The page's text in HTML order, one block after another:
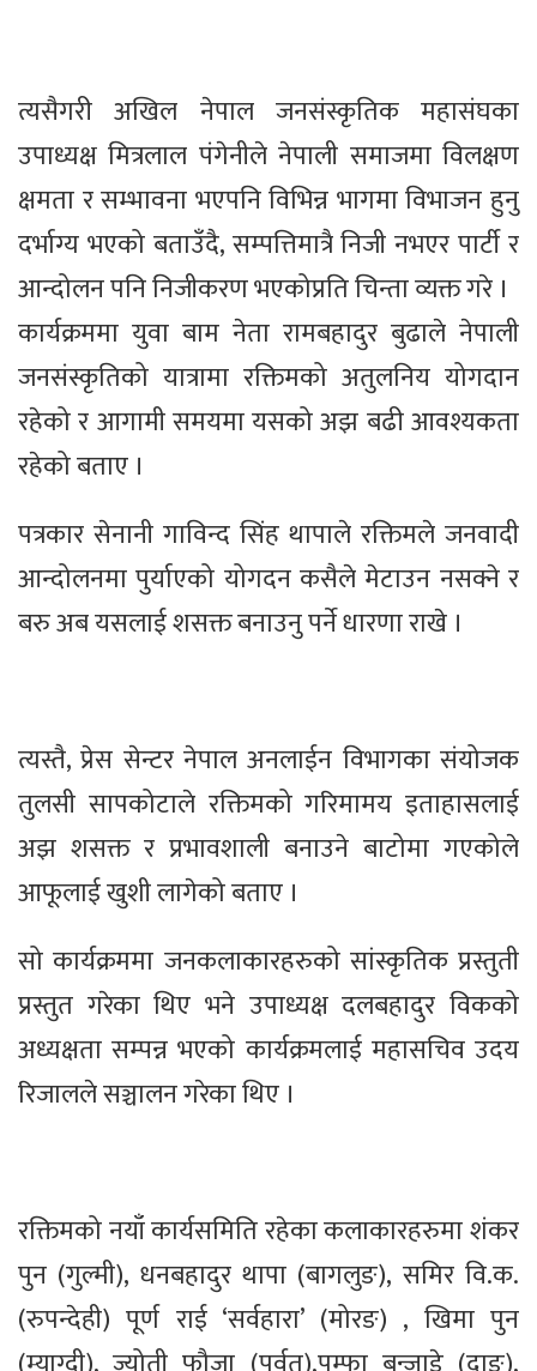
त्यसैगरी अखिल नेपाल जनसंस्कृतिक महासंघका
उपाध्यक्ष मित्रलाल पंगेनीले नेपाली समाजमा विलक्षण
क्षमता र सम्भावना भएपनि विभिन्न भागमा विभाजन हुनु
दर्भाग्य भएको बताउँदै, सम्पत्तिमात्रै निजी नभएर पार्टी र
आन्दोलन पनि निजीकरण भएकोप्रति चिन्ता व्यक्त गरे ।
कार्यक्रममा युवा बाम नेता रामबहादुर बुढाले नेपाली
जनसंस्कृतिको यात्रामा रक्तिमको अतुलनिय योगदान
रहेको र आगामी समयमा यसको अझ बढी आवश्यकता
रहेको बताए ।
पत्रकार सेनानी गाविन्द सिंह थापाले रक्तिमले जनवादी
आन्दोलनमा पुर्याएको योगदन कसैले मेटाउन नसक्ने र
बरु अब यसलाई शसक्त बनाउनु पर्ने धारणा राखे ।
त्यस्तै, प्रेस सेन्टर नेपाल अनलाईन विभागका संयोजक
तुलसी सापकोटाले रक्तिमको गरिमामय इताहासलाई
अझ शसक्त र प्रभावशाली बनाउने बाटोमा गएकोले
आफूलाई खुशी लागेको बताए ।
सो कार्यक्रममा जनकलाकारहरुको सांस्कृतिक प्रस्तुती
प्रस्तुत गरेका थिए भने उपाध्यक्ष दलबहादुर विकको
अध्यक्षता सम्पन्न भएको कार्यक्रमलाई महासचिव उदय
रिजालले सञ्चालन गरेका थिए ।
रक्तिमको नयाँ कार्यसमिति रहेका कलाकारहरुमा शंकर
पुन (गुल्मी), धनबहादुर थापा (बागलुङ), समिर वि.क.
(रुपन्देही) पूर्ण राई ‘सर्वहारा’ (मोरङ) , खिमा पुन